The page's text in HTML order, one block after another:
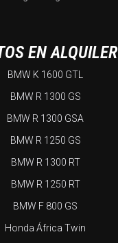
EN ALQUILER
BMW K 1600 GTL
BMW R 1300 GS
BMW R 1300 GSA
BMW R 1250 GS
BMW R 1300 RT
BMW R 1250 RT
BMW F 800 GS
Honda África Twin